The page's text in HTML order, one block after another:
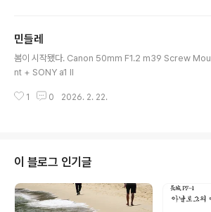
민들레
봄이 시작됐다. Canon 50mm F1.2 m39 Screw Mou
nt + SONY a1 II
1 0 2026. 2. 22.
이 블로그 인기글